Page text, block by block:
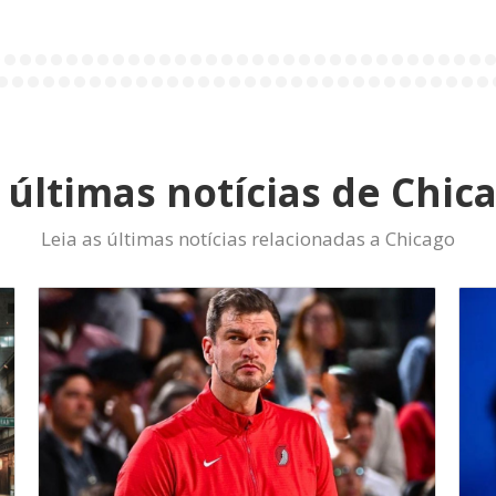
últimas notícias de
Leia as últimas notícias relacionadas a Chicago